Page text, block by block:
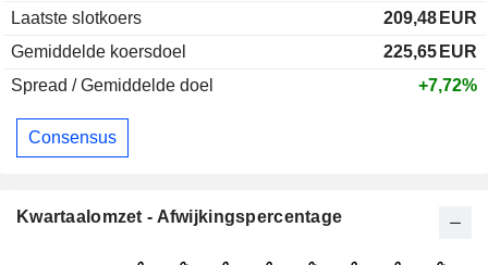
Laatste slotkoers
209,48 EUR
Gemiddelde koersdoel
225,65 EUR
Spread / Gemiddelde doel
+7,72%
Consensus
Kwartaalomzet - Afwijkingspercentage